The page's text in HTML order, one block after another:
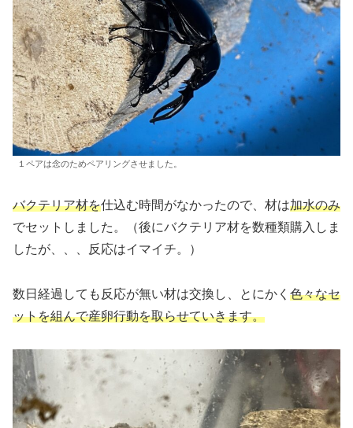
１ペアは念のためペアリングさせました。
バクテリア材を仕込む時間がなかったので、材は加水のみ
でセットしました。（後にバクテリア材を数種類購入しま
したが、、、反応はイマイチ。）
数日経過しても反応が無い材は交換し、とにかく 色々なセ
ットを組んで産卵行動を取らせていきます。